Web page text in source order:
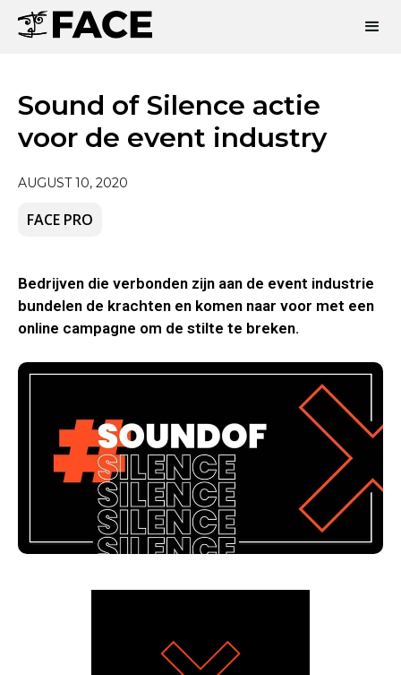
Sound of Silence actie
voor de event industry
AUGUST 10, 2020
FACE PRO
Bedrijven die verbonden zijn aan de event industrie
bundelen de krachten en komen naar voor met een
online campagne om de stilte te breken.